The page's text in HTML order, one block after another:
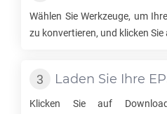
Wählen Sie Werkzeuge, um Ihre
zu konvertieren, und klicken
Laden Sie Ihre
Klicken Sie auf